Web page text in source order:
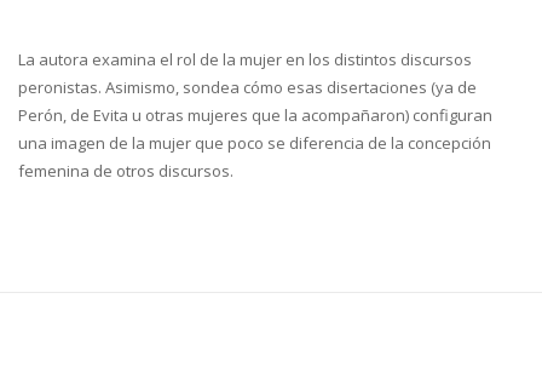
La autora examina el rol de la mujer en los distintos discursos
peronistas. Asimismo, sondea cómo esas disertaciones (ya de
Perón, de Evita u otras mujeres que la acompañaron) configuran
una imagen de la mujer que poco se diferencia de la concepción
femenina de otros discursos.